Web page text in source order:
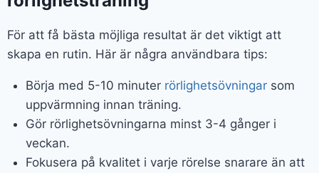
För att få bästa möjliga resultat är det viktigt att
skapa en rutin. Här är några användbara tips:
Börja med 5-10 minuter rörlighetsövningarsom
uppvärmning innan träning.
Gör rörlighetsövningarna minst 3-4 gånger i
veckan.
Fokusera på kvalitet i varje rörelse snarare än att